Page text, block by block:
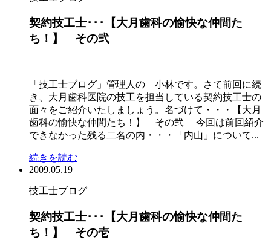
契約技工士･･･【大月歯科の愉快な仲間た
ち！】 その弐
「技工士ブログ」管理人の 小林です。さて前回に続
き、大月歯科医院の技工を担当している契約技工士の
面々をご紹介いたしましょう。名づけて・・・【大月
歯科の愉快な仲間たち！】 その弐 今回は前回紹介
できなかった残る二名の内・・・「内山」について...
続きを読む
2009.05.19
技工士ブログ
契約技工士･･･【大月歯科の愉快な仲間た
ち！】 その壱